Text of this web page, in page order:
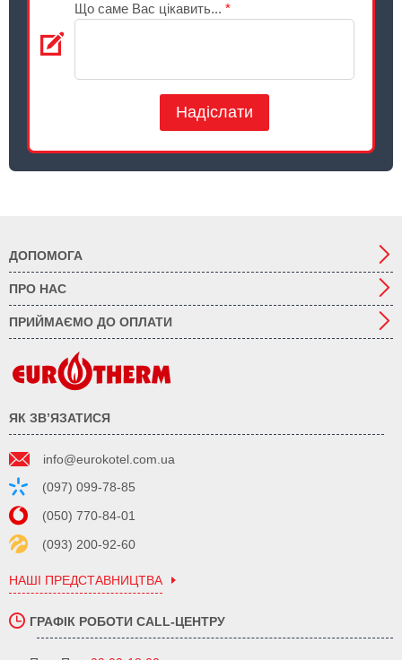
Що саме Вас цікавить... *
Надіслати
ДОПОМОГА
ПРО НАС
ПРИЙМАЄМО ДО ОПЛАТИ
ЯК ЗВ’ЯЗАТИСЯ
info@eurokotel.com.ua
(097) 099-78-85
(050) 770-84-01
(093) 200-92-60
НАШІ ПРЕДСТАВНИЦТВА
ГРАФІК РОБОТИ CALL-ЦЕНТРУ